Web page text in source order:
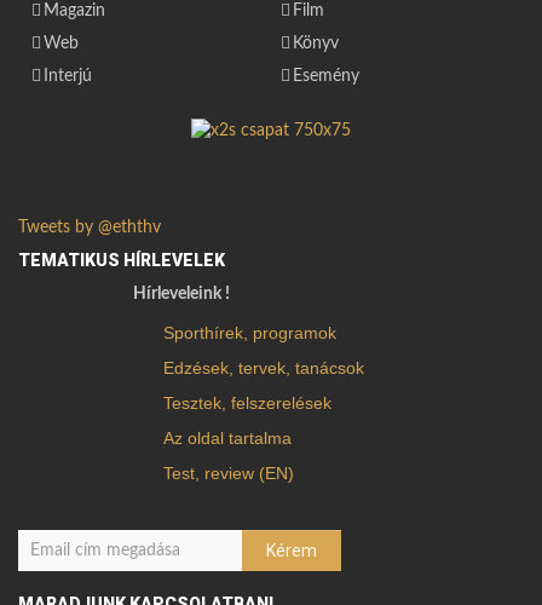
Magazin
Web
Interjú
Film
Könyv
Esemény
Tweets by @eththv
TEMATIKUS HÍRLEVELEK
Hírleveleink !
Sporthírek, programok
Edzések, tervek, tanácsok
Tesztek, felszerelések
Az oldal tartalma
Test, review (EN)